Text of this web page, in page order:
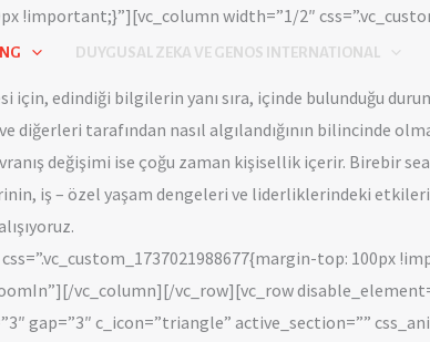
DUYGUSAL ZEKA VE GENOS INTERNATIONAL
!important;}”][vc_column width=”1/2″
için, edindiği bilgilerin yanı sıra, içinde bulunduğu
tarafından nasıl algılandığının bilincinde
değişimi ise çoğu zaman kişisellik içerir. Birebir
iş – özel yaşam dengeleri ve liderliklerindeki
top: 100px
vc_column][/vc_row][vc_row
gap=”3″ c_icon=”triangle” active_section=””